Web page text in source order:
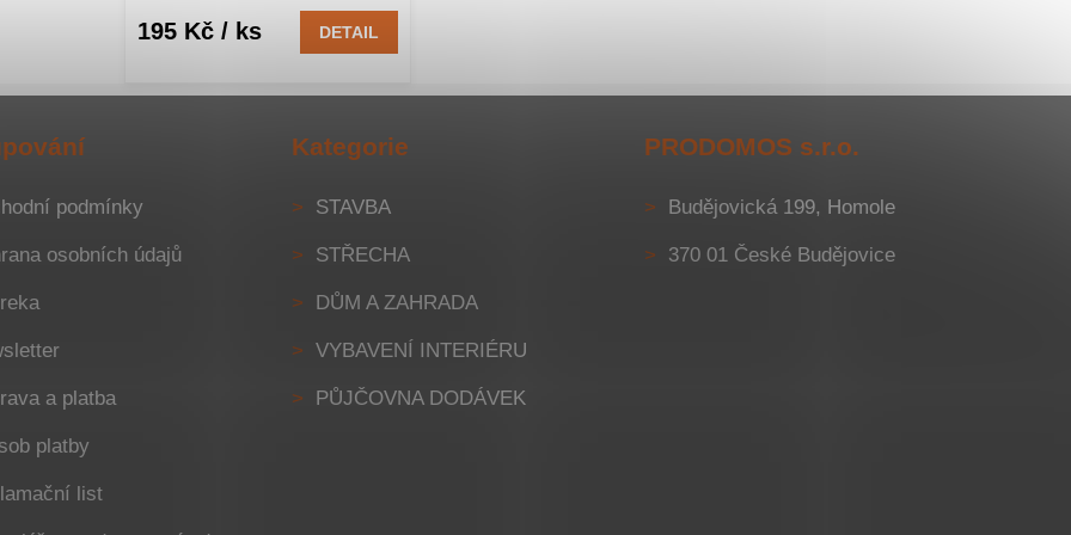
195 Kč / ks DETAIL
podmínky
osobních údajů
a platba
platby
list
Kategorie
STAVBA
STŘECHA
DŮM A ZAHRADA
VYBAVENÍ INTERIÉRU
PŮJČOVNA DODÁVEK
PRODOMOS s.r.o.
Budějovická 199, Homole
370 01 České Budějovice